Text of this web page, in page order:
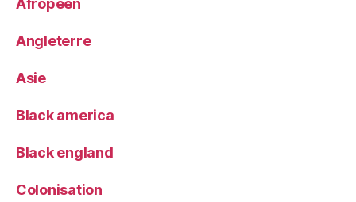
Afropéen
Angleterre
Asie
Black america
Black england
Colonisation